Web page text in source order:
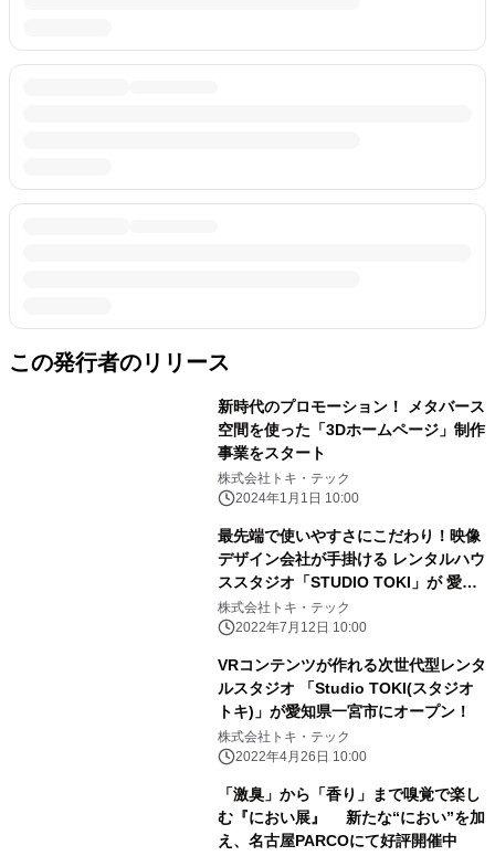
この発行者のリリース
新時代のプロモーション！ メタバース
空間を使った「3Dホームページ」制作
事業をスタート
株式会社トキ・テック
2024年1月1日 10:00
最先端で使いやすさにこだわり！映像
デザイン会社が手掛ける レンタルハウ
ススタジオ「STUDIO TOKI」が 愛知
県一宮市にオープン
株式会社トキ・テック
2022年7月12日 10:00
VRコンテンツが作れる次世代型レンタ
ルスタジオ 「Studio TOKI(スタジオ
トキ)」が愛知県一宮市にオープン！
株式会社トキ・テック
2022年4月26日 10:00
「激臭」から「香り」まで嗅覚で楽し
む『におい展』 新たな“におい”を加
え、名古屋PARCOにて好評開催中